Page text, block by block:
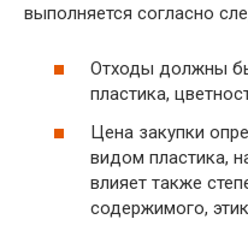
выполняется согласно
Отходы должны
пластика,
Цена закупки
видом пластика,
влияет также
содержимого,